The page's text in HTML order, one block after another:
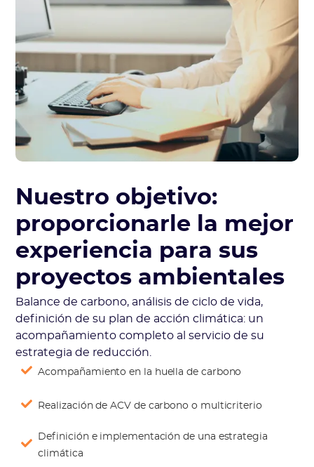
Nuestro objetivo:
proporcionarle la mejor
experiencia para sus
proyectos ambientales
Balance de carbono, análisis de ciclo de vida,
definición de su plan de acción climática: un
acompañamiento completo al servicio de su
estrategia de reducción.
Acompañamiento en la huella de carbono
Realización de ACV de carbono o multicriterio
Definición e implementación de una estrategia
climática